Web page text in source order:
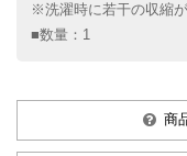
※洗濯時に若干の収縮
■数量：1
商